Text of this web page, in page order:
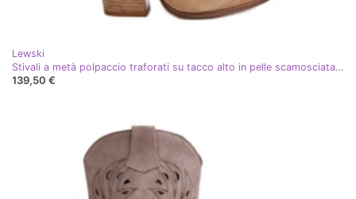
Lewski
Stivali a metà polpaccio traforati su tacco alto in pelle scamosciata Lewski 3609 Beige
139,50 €